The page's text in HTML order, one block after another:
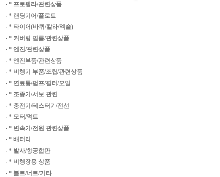
· * 프로펠라/관련상품
· * 랜딩기어/플로트
· * 타이어(바퀴/칼라/엑슬)
· * 커버링 필름/관련상품
· * 엔진/관련상품
· * 엔진부품/관련상품
· * 비행기 부품/조립/관련상품
· * 연료통/펌프/필터/오일
· * 조종기/서보 관련
· * 충전기/테스터기/전선
· * 모터/덕트
· * 변속기/전원 관련상품
· * 배터리
· * 발사/항공합판
· * 비행장용 상품
· * 볼트/너트/기타